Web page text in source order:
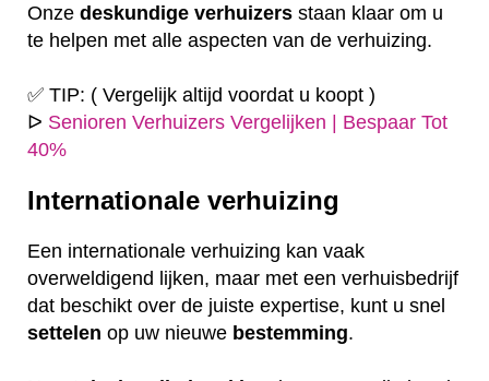
Onze deskundige verhuizers staan klaar om u
te helpen met alle aspecten van de verhuizing.
✅ TIP: ( Vergelijk altijd voordat u koopt )
ᐅ Senioren Verhuizers Vergelijken | Bespaar Tot
40%
Internationale verhuizing
Een internationale verhuizing kan vaak
overweldigend lijken, maar met een verhuisbedrijf
dat beschikt over de juiste expertise, kunt u snel
settelen op uw nieuwe bestemming.